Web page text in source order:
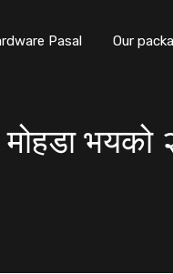
Pasal Our
भयको